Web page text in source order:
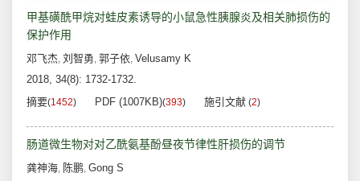
甲基磺酰甲烷对蛙皮素诱导的小鼠急性胰腺炎及相关肺损伤的
保护作用
邓飞杰, 刘智勇, 郭子依, Velusamy K
2018, 34(8): 1732-1732.
摘要(1452) PDF (1007KB)(393) 施引文献 (2)
肠道微生物对对乙酰氨基酚昼夜节律性肝损伤的调节
龚神海, 陈鹏, Gong S